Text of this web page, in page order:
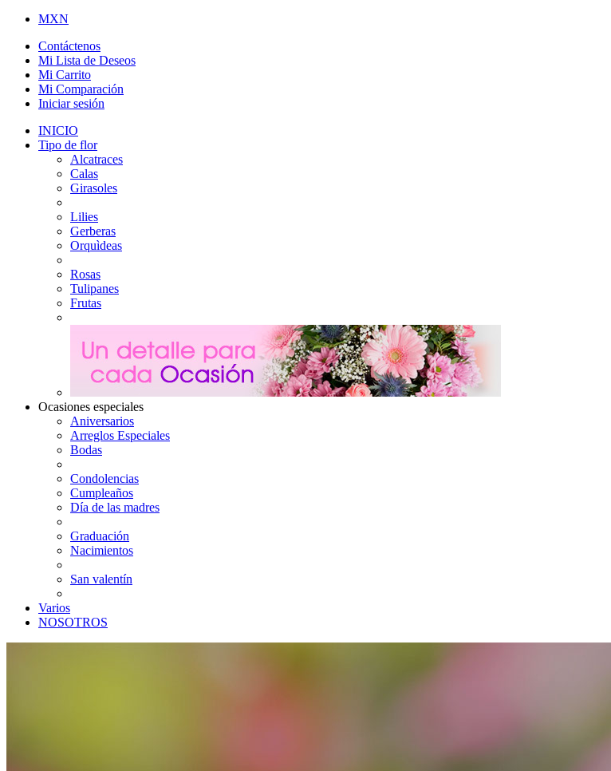
MXN
Contáctenos
Mi Lista de Deseos
Mi Carrito
Mi Comparación
Iniciar sesión
INICIO
Tipo de flor
Alcatraces
Calas
Girasoles
Lilies
Gerberas
Orquìdeas
Rosas
Tulipanes
Frutas
Ocasiones especiales
Aniversarios
Arreglos Especiales
Bodas
Condolencias
Cumpleaños
Día de las madres
Graduación
Nacimientos
San valentín
Varios
NOSOTROS